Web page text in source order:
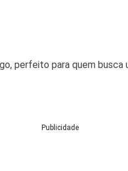
perfeito para quem
Publicidade